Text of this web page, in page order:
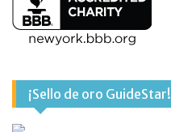
¡Sello de oro GuideStar!